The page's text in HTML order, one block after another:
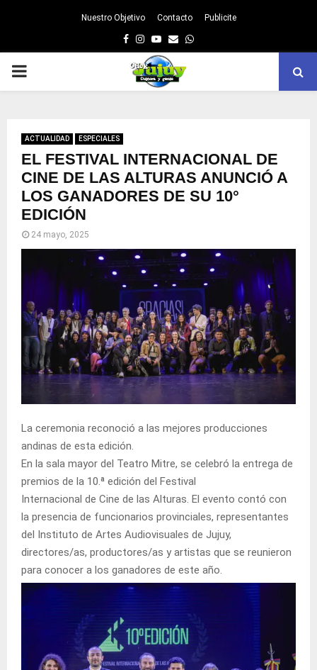
Nuestro Objetivo Contacto Publicite
Facebook
Instagram
Youtube
EmailWhatsapp
PRIMARY
ACTUALIDAD ESPECIALES
EL FESTIVAL INTERNACIONAL DE
CINE DE LAS ALTURAS ANUNCIÓ A
LOS GANADORES DE SU 10°
EDICIÓN
24 mayo, 2025
La ceremonia reconoció a las mejores producciones
andinas de esta edición.
En la sala mayor del Teatro Mitre, se celebró la entrega de
premios de la 10.ª edición del Festival
Internacional de Cine de las Alturas. El evento contó con
la presencia de funcionarios provinciales, representantes
del Instituto de Artes Audiovisuales de Jujuy,
directores/as, productores/as y artistas que se reunieron
para conocer a los ganadores de este año.